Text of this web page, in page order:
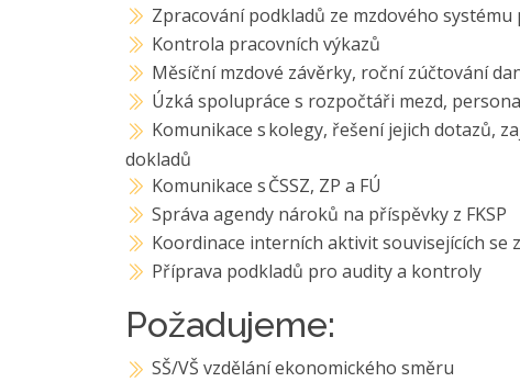
Zpracování podkladů ze mzdového
Kontrola pracovních výkazů
Měsíční mzdové závěrky, roční zúčtování
Úzká spolupráce s rozpočtáři mezd,
Komunikace s kolegy, řešení jejich dotazů,
dokladů
Komunikace s ČSSZ, ZP a FÚ
Správa agendy nároků na příspěvky z FKSP
Koordinace interních aktivit souvisejících se
Příprava podkladů pro audity a kontroly
Požadujeme:
SŠ/VŠ vzdělání ekonomického směru